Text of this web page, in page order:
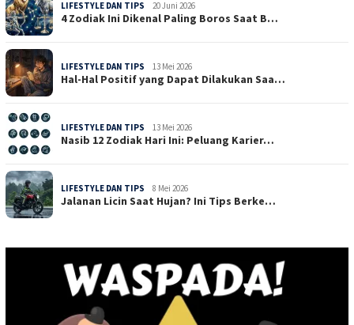
LIFESTYLE DAN TIPS 20 Juni 2026
4 Zodiak Ini Dikenal Paling Boros Saat B…
LIFESTYLE DAN TIPS 13 Mei 2026
Hal-Hal Positif yang Dapat Dilakukan Saa…
LIFESTYLE DAN TIPS 13 Mei 2026
Nasib 12 Zodiak Hari Ini: Peluang Karier…
LIFESTYLE DAN TIPS 8 Mei 2026
Jalanan Licin Saat Hujan? Ini Tips Berke…